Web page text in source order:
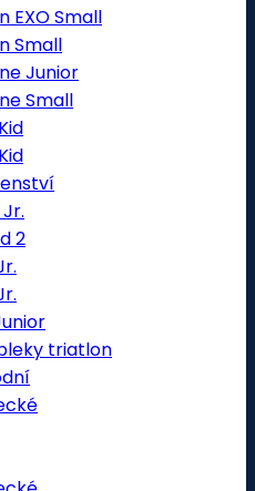
EXO Small
Small
Junior
Small
2
triatlon